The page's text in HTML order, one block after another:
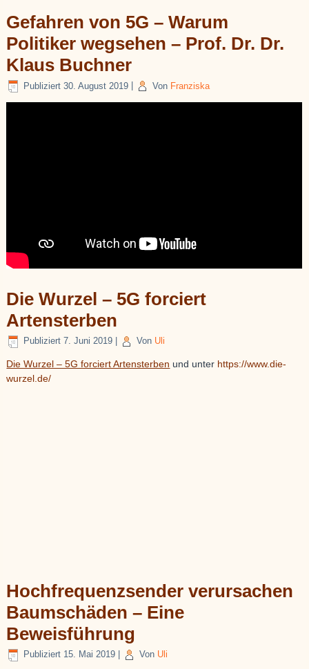
Gefahren von 5G – Warum
Politiker wegsehen – Prof. Dr. Dr.
Klaus Buchner
Publiziert 30. August 2019 Von Franziska
Die Wurzel – 5G forciert
Artensterben
Publiziert 7. Juni 2019 Von Uli
Die Wurzel – 5G forciert Artensterben und unter https://www.die-
wurzel.de/
Hochfrequenzsender verursachen
Baumschäden – Eine
Beweisführung
Publiziert 15. Mai 2019 Von Uli